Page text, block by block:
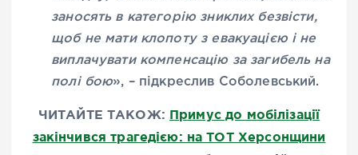
заносять в категорію зниклих безвісти,
щоб не мати клопоту з евакуацією і не
виплачувати компенсацію за загибель на
полі бою», – підкреслив Соболевський.
ЧИТАЙТЕ ТАКОЖ: Примус до мобілізації
закінчився трагедією: на ТОТ Херсонщини